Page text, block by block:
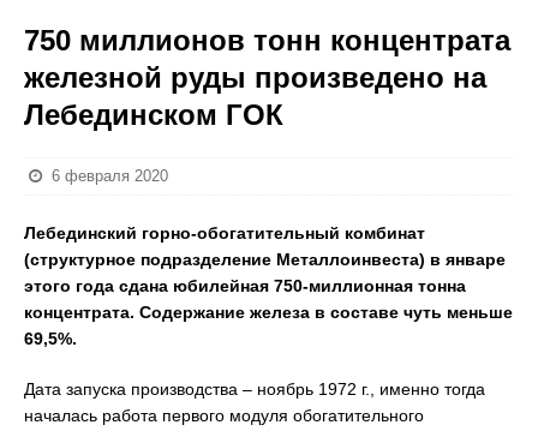
750 миллионов тонн концентрата
железной руды произведено на
Лебединском ГОК
6 февраля 2020
Лебединский горно-обогатительный комбинат
(структурное подразделение Металлоинвеста) в январе
этого года сдана юбилейная 750-миллионная тонна
концентрата. Содержание железа в составе чуть меньше
69,5%.
Дата запуска производства – ноябрь 1972 г., именно тогда
началась работа первого модуля обогатительного